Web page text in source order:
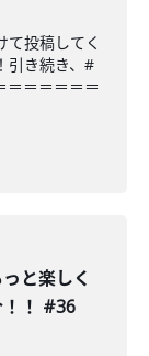
投稿してく
引き続き、#
＝＝＝＝＝＝
と楽しく
！！ #36